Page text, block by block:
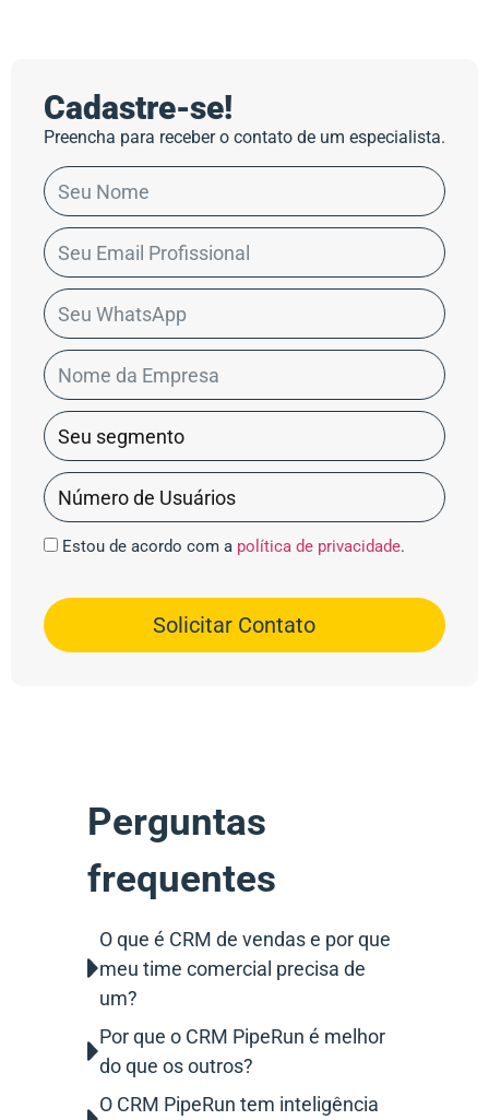
Cadastre-se!
Preencha para receber o contato de um especialista.
Estou de acordo com a política de privacidade.
Solicitar Contato
Perguntas
frequentes
O que é CRM de vendas e por que
meu time comercial precisa de
um?
Por que o CRM PipeRun é melhor
do que os outros?
O CRM PipeRun tem inteligência